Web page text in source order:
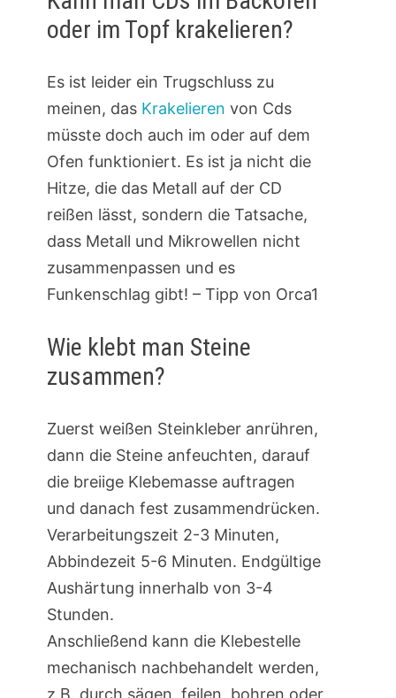
oder im Topf krakelieren?
Es ist leider ein Trugschluss zu
meinen, das Krakelieren von Cds
müsste doch auch im oder auf dem
Ofen funktioniert. Es ist ja nicht die
Hitze, die das Metall auf der CD
reißen lässt, sondern die Tatsache,
dass Metall und Mikrowellen nicht
zusammenpassen und es
Funkenschlag gibt! – Tipp von Orca1
Wie klebt man Steine
zusammen?
Zuerst weißen Steinkleber anrühren,
dann die Steine anfeuchten, darauf
die breiige Klebemasse auftragen
und danach fest zusammendrücken.
Verarbeitungszeit 2-3 Minuten,
Abbindezeit 5-6 Minuten. Endgültige
Aushärtung innerhalb von 3-4
Stunden.
Anschließend kann die Klebestelle
mechanisch nachbehandelt werden,
z.B. durch sägen, feilen, bohren oder